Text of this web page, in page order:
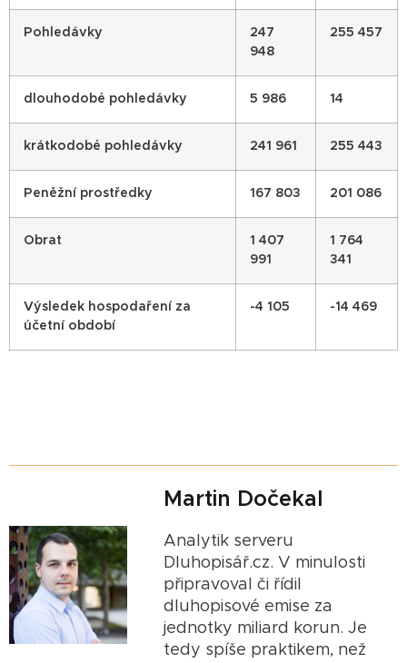
Pohledávky
247
948
255 457
dlouhodobé pohledávky 5 986 14
krátkodobé pohledávky 241 961 255 443
Peněžní prostředky 167 803 201 086
Obrat
1 407
991
1 764
341
Výsledek hospodaření za
účetní období
-4 105 -14 469
Martin Dočekal
Analytik serveru
Dluhopisář.cz. V minulosti
připravoval či řídil
dluhopisové emise za
jednotky miliard korun. Je
tedy spíše praktikem, než